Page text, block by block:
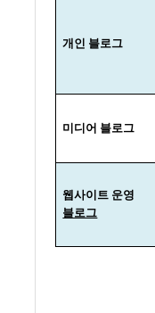
개인 블로그
미디어 블로그
웹사이트 운영
블로그